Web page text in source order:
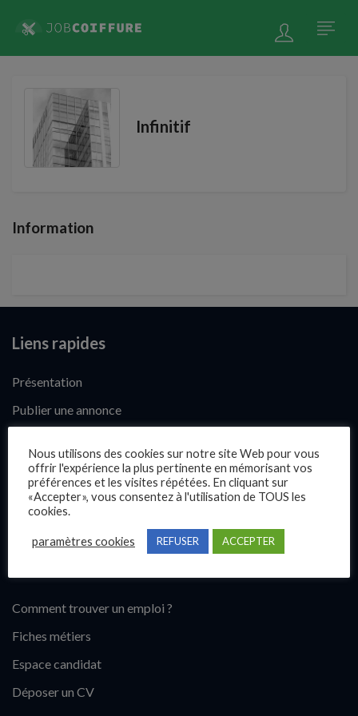
Infinitif
Information
Liens rapides
Présentation
Publier une annonce
Questions fréquentes
Blog
Comment trouver un emploi ?
Fiches métiers
Espace candidat
Déposer un CV
Nous utilisons des cookies sur notre site Web pour vous
offrir l'expérience la plus pertinente en mémorisant vos
préférences et les visites répétées. En cliquant sur
«Accepter», vous consentez à l'utilisation de TOUS les
cookies.
paramètres cookies REFUSER ACCEPTER